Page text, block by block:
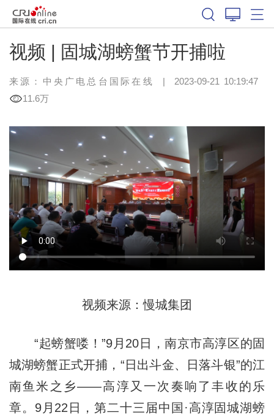
视频 | 固城湖螃蟹节开捕啦
来源：中央广电总台国际在线 | 2023-09-21 10:19:47
11.6万
视频来源：慢城集团
“起螃蟹喽！”9月20日，南京市高淳区的固
城湖螃蟹正式开捕，“日出斗金、日落斗银”的江
南鱼米之乡——高淳又一次奏响了丰收的乐
章。9月22日，第二十三届中国·高淳固城湖螃